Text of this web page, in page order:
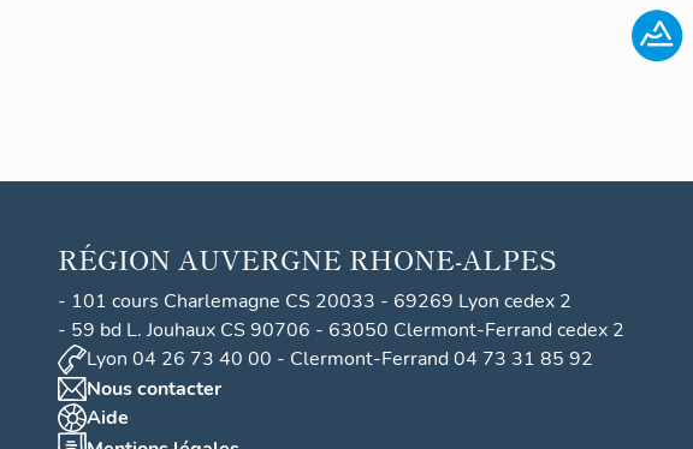
RÉGION AUVERGNE RHONE-ALPES
- 101 cours Charlemagne CS 20033 - 69269 Lyon cedex 2
- 59 bd L. Jouhaux CS 90706 - 63050 Clermont-Ferrand cedex 2
Lyon 04 26 73 40 00 - Clermont-Ferrand 04 73 31 85 92
Nous contacter
Aide